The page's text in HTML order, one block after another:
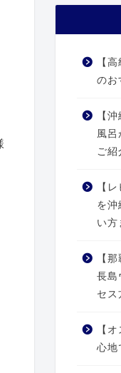
【
のお
【
風
ご紹
【
を沖
い方
【
長島
セス
【
心地